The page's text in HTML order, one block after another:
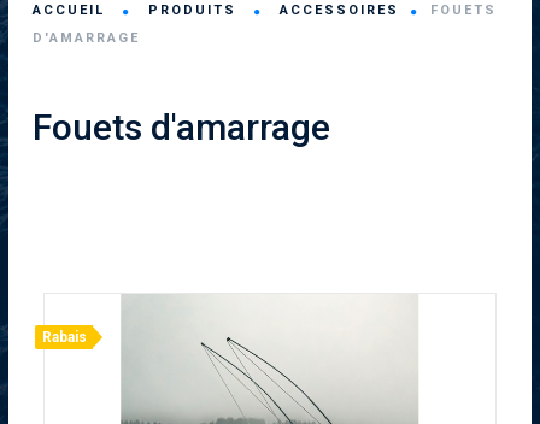
ACCUEIL PRODUITS ACCESSOIRES
FOUETS
D'AMARRAGE
Fouets d'amarrage
Rabais